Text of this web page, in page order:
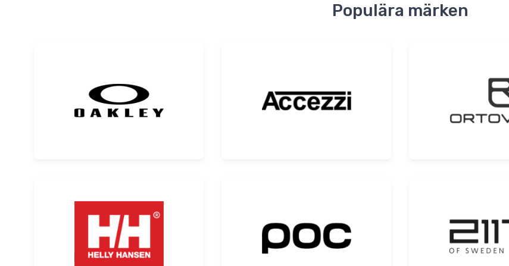
Populära märken